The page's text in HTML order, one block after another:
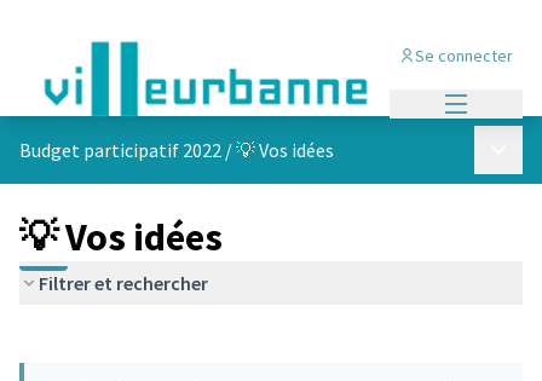
Se connecter
Budget participatif 2022 /💡 Vos idées
💡 Vos idées
Filtrer et rechercher